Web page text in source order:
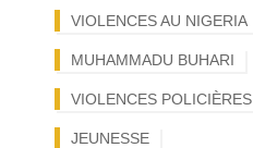
VIOLENCES AU NIGERIA
MUHAMMADU BUHARI
VIOLENCES POLICIÈRES
JEUNESSE